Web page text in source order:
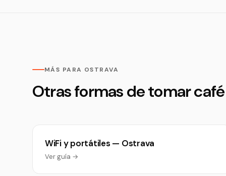
MÁS PARA OSTRAVA
Otras formas de tomar
WiFi y portátiles — Ostrava
Ver guía →